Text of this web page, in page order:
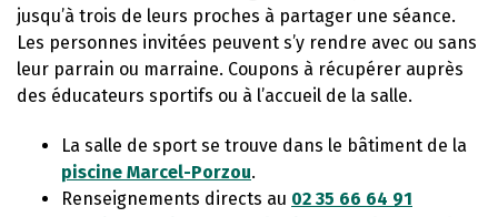
jusqu’à trois de leurs proches à partager une séance.
Les personnes invitées peuvent s’y rendre avec ou sans
leur parrain ou marraine. Coupons à récupérer auprès
des éducateurs sportifs ou à l’accueil de la salle.
La salle de sport se trouve dans le bâtiment de la
piscine Marcel-Porzou.
Renseignements directs au 02 35 66 64 91